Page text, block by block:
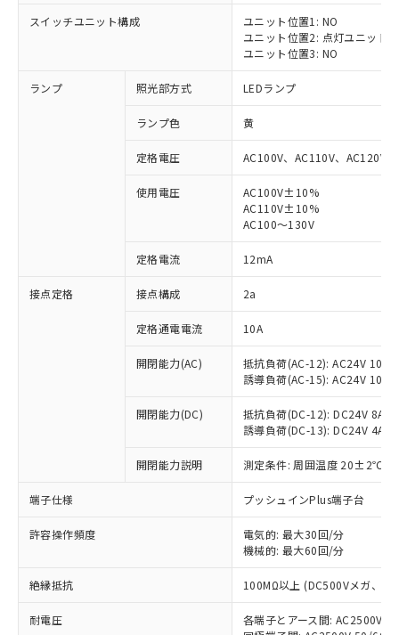
スイッチユニット構成
ユニット位置1: NO
ユニット位置2: 点灯ユニット
ユニット位置3: NO
ランプ 照光部方式 LEDランプ
ランプ色 黄
定格電圧 AC100V、AC110V、AC120V
使用電圧
AC100V±10%
AC110V±10%
AC100～130V
定格電流 12mA
接点定格 接点構成 2a
定格通電電流 10A
開閉能力(AC)
抵抗負荷(AC-12): AC24V 10A/
誘導負荷(AC-15): AC24V
開閉能力(DC)
抵抗負荷(DC-12): DC24V 8A/
誘導負荷(DC-13): DC24V 4A/
開閉能力説明 測定条件: 周囲温度 20±2℃、
端子仕様 プッシュインPlus端子台
許容操作頻度
電気的: 最大30回/分
機械的: 最大60回/分
絶縁抵抗 100MΩ以上 (DC500Vメガ、点
耐電圧
各端子とアース間: AC2500V
ご利用条件
以下の条件をお読みいただき、同意のうえ
本サービスは、当社制御機器事業取扱
商品の当社在庫状況および標準価格
(税抜)を提供させていただくもので
当社制御機器事業取扱商品の中には、
本サービスの対象外となる商品もある
ことをご了承ください。
在庫状況および標準価格照会結果は、
記載している更新日時点での社内デー
タに基づき作成されるものであり、閲
準価格とは異なる場合があることをご
対応済み：EU RoHS指令（10物質）の
非含有に対応した製品が提供可能な商品で
対応予定：EU RoHS指令（10物質）の非含
有に対応した製品に切り替える予定のある
対応予定なし：EU RoHS指令（10物質）の
非含有に非対応の商品で、対応品を出す予
調査・確認中：EU RoHS指令（10物質）の
非含有の対応状況を調査中または確認中の
非該当品：ライセンス料など無形物で、有
害物質有無と関係のない商品です。
仕入先様の事情により、非含有部品として
いたものが、含有品と判明した場合などや
むを得ず変更することがあります。
*EU RoHS指令（10物質）：
鉛(Pb) 1000ppm以下、 水銀(Hg) 1000ppm以下、 カド
六価クロム(Cr(Ⅵ)) 1000ppm以下、ポリ臭化ビフェニル
「○」：最大均質材料含有率が中国RoHSの
基準値以下であることを示します。
「×」：最大均質材料含有率が中国RoHSの
基準値を超えていることを示します。
「－」：未確認です。当社販売部門へお問
当社は、これら貴社製品のうち、外国
為替および外国貿易法に定める商品
（以下｢規制貨物等」という）を輸出
または国外への提供する場合は、日本
国政府の輸出許可(または役務取引許
可)を取得するなどの必要な手続きを